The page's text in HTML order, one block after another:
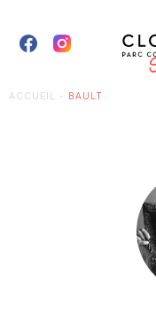
ACCUEIL - BAULT